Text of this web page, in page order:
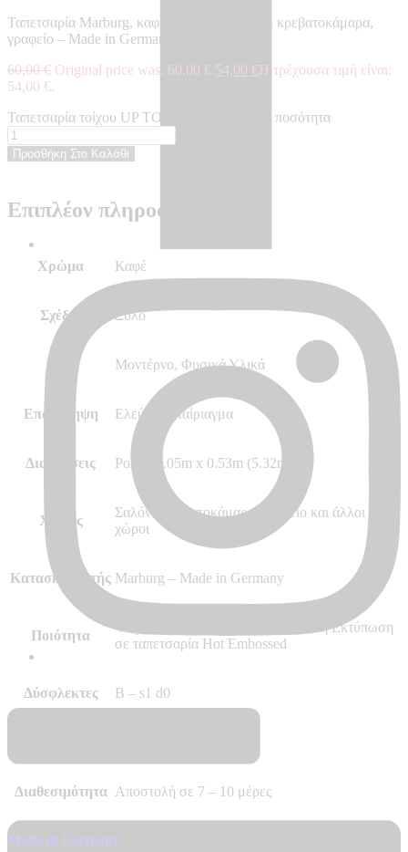
Ταπετσαρία Marburg, καφέ, ξύλο, για σαλόνι, κρεβατοκάμαρα,
γραφείο – Made in Germany, 10,05 x 0,53 m
60,00€ Original price was: 60,00 €.54,00 €Η τρέχουσα τιμή είναι:
54,00 €.
Ταπετσαρία τοίχου UP TO DATE - UP34863 ποσότητα
Προσθήκη Στο Καλάθι
Επιπλέον πληροφορίες
Χρώμα Καφέ
Σχέδιο Ξύλο
Στυλ Μοντέρνο, Φυσικά Υλικά
Επανάληψη Ελεύθερο ταίριαγμα
Διαστάσεις Ρολό 10.05m x 0.53m (5.32m²)
Χώρος
Σαλόνι Κρεβατοκάμαρα Γραφείο και άλλοι
χώροι
Κατασκευαστής Marburg – Made in Germany
Ποιότητα
Vinyl, Vlies – Non Woven, Ψηφιακή Εκτύπωση
σε ταπετσαρία Hot Embossed
Δύσφλεκτες B – s1 d0
Διαθεσιμότητα Αποστολή σε 7 – 10 μέρες
Made in Germany